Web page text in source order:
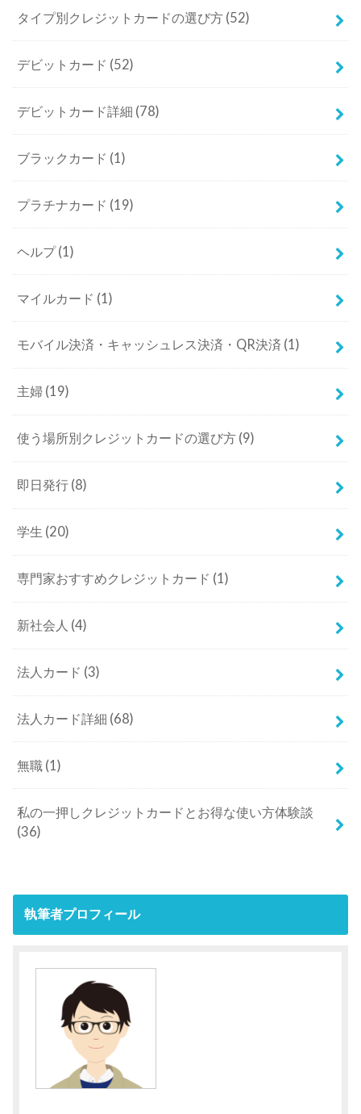
タイプ別クレジットカードの選び方 (52)
デビットカード (52)
デビットカード詳細 (78)
ブラックカード (1)
プラチナカード (19)
ヘルプ(1)
マイルカード (1)
モバイル決済・キャッシュレス決済・QR決済 (1)
主婦 (19)
使う場所別クレジットカードの選び方 (9)
即日発行 (8)
学生 (20)
専門家おすすめクレジットカード (1)
新社会人 (4)
法人カード (3)
法人カード詳細 (68)
無職 (1)
私の一押しクレジットカードとお得な使い方体験談
(36)
執筆者プロフィール